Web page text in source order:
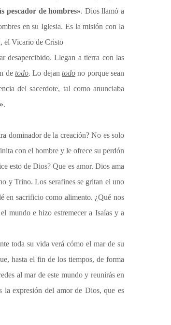
pescador de hombres». Dios llamó a
en su Iglesia. Es la misión con la
el Vicario de Cristo
desapercibido. Llegan a tierra con las
de todo. Lo dejan todono porque sean
del sacerdote, tal como anunciaba
.
dominador de la creación? No es solo
con el hombre y le ofrece su perdón
esto de Dios? Que es amor. Dios ama
y Trino. Los serafines se gritan el uno
en sacrificio como alimento. ¿Qué nos
mundo e hizo estremecer a Isaías y a
toda su vida verá cómo el mar de su
hasta el fin de los tiempos, de forma
al mar de este mundo y reunirás en
la expresión del amor de Dios, que es